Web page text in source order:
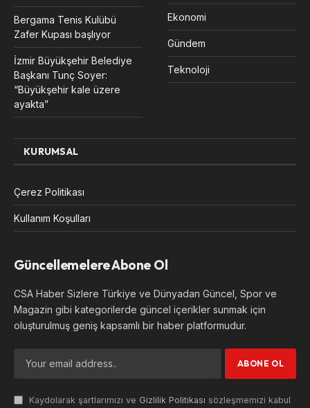
Bergama Tenis Kulübü
Zafer Kupası başlıyor
İzmir Büyükşehir Belediye
Başkanı Tunç Soyer:
“Büyükşehir kale üzere
ayakta”
Ekonomi
Gündem
Teknoloji
KURUMSAL
Çerez Politikası
Kullanım Koşulları
Güncellemelere Abone Ol
CSA Haber Sizlere Türkiye ve Dünyadan Güncel, Spor ve
Magazin gibi kategorilerde güncel içerikler sunmak için
oluşturulmuş geniş kapsamlı bir haber platformudur.
Kaydolarak şartlarımızı ve Gizlilik Politikası sözleşmemizi kabul